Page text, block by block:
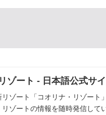
ゾート - 日本語公式サ
リゾート「コオリナ・リゾート
ゾートの情報を随時発信して